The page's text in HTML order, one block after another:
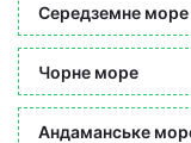
Середземне море
Чорне море
Андаманське